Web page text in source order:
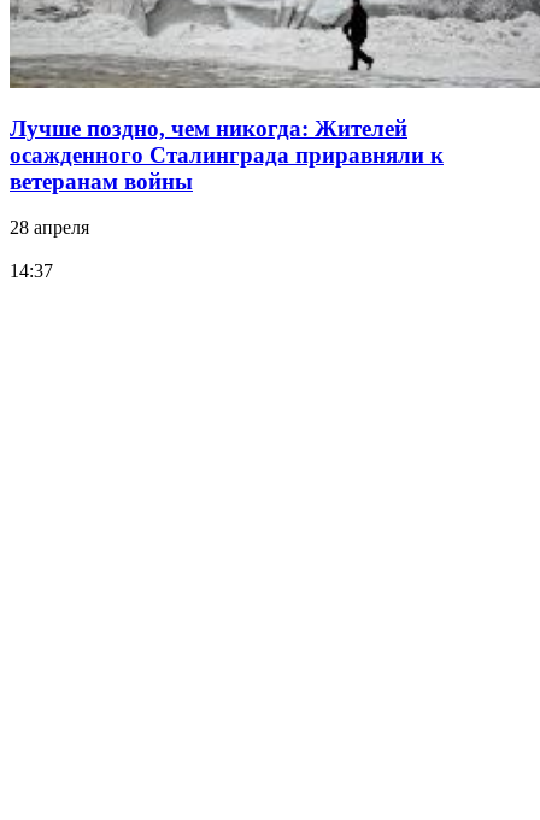
Лучше поздно, чем никогда: Жителей
осажденного Сталинграда приравняли к
ветеранам войны
28 апреля
14:37